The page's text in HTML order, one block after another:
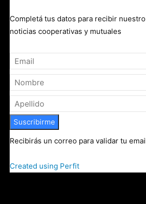
Completá tus datos para recibir
noticias cooperativas y mutuales
Suscribirme
Recibirás un correo para validar tu
Created using Perfit